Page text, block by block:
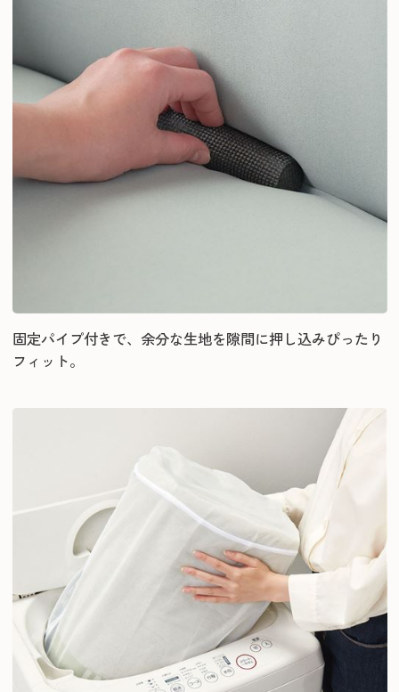
固定パイプ付きで、余分な生地を隙間に押し込みぴったり
フィット。